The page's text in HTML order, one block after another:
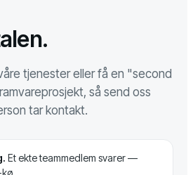
tjenester eller få en "second
så send oss
tar kontakt.
Et ekte teammedlem svarer —